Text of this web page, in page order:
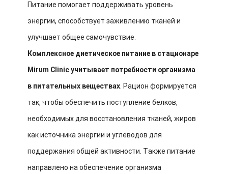
Питание помогает поддерживать уровень
энергии, способствует заживлению тканей и
улучшает общее самочувствие.
Комплексное диетическое питание в стационаре
Mirum Clinic учитывает потребности организма
в питательных веществах . Рацион формируется
так, чтобы обеспечить поступление белков,
необходимых для восстановления тканей, жиров
как источника энергии и углеводов для
поддержания общей активности. Также питание
направлено на обеспечение организма